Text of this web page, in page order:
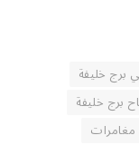
برج خليفة
برج خليفة
مغامرات